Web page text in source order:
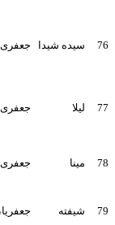
جعفری 1490
جعفری 2892
جعفری 5412
جعفریان اصل 2156